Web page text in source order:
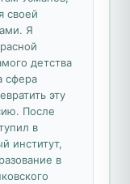
своей
Я
детства
сфера
эту
После
в
институт,
в